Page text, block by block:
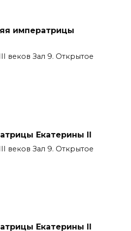
императрицы
веков Зал 9. Открытое
Екатерины II
веков Зал 9. Открытое
Екатерины II